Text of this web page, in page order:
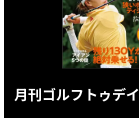
月刊ゴルフトゥデイ